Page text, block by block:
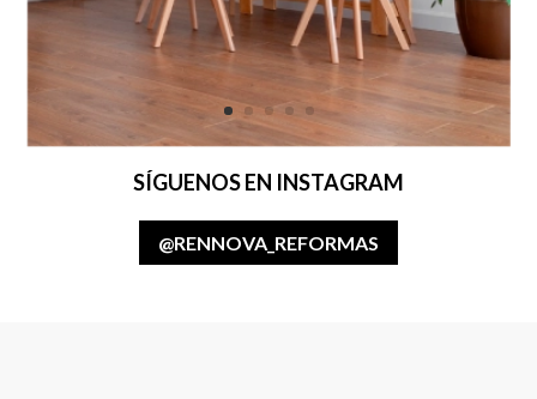
SÍGUENOS EN INSTAGRAM
@RENNOVA_REFORMAS